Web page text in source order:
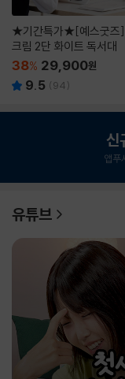
★기간특가★[예스굿즈]
크림 2단 화이트 독서대
38% 29,900원
9.5 (94)
신
앱푸
유튜브